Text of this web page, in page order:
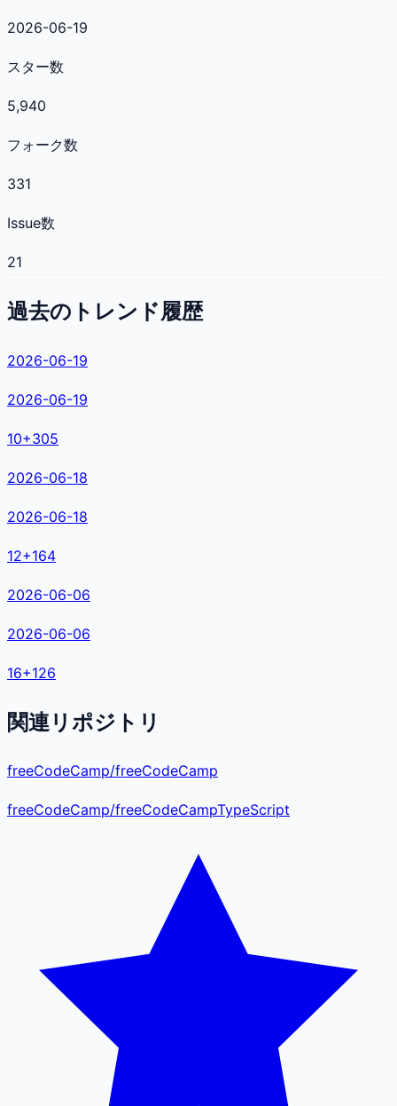
2026-06-19
スター数
5,940
フォーク数
331
Issue数
21
過去のトレンド履歴
2026-06-19
2026-06-19
10+305
2026-06-18
2026-06-18
12+164
2026-06-06
2026-06-06
16+126
関連リポジトリ
freeCodeCamp/freeCodeCamp
freeCodeCamp/freeCodeCampTypeScript